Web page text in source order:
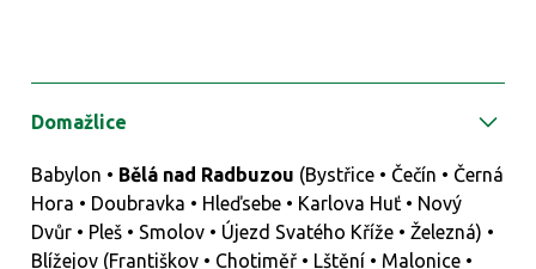
Domažlice
Babylon • Bělá nad Radbuzou (Bystřice • Čečín • Černá
Hora • Doubravka • Hleďsebe • Karlova Huť • Nový
Dvůr • Pleš • Smolov • Újezd Svatého Kříže • Železná) •
Blížejov (Františkov • Chotiměř • Lštění • Malonice •